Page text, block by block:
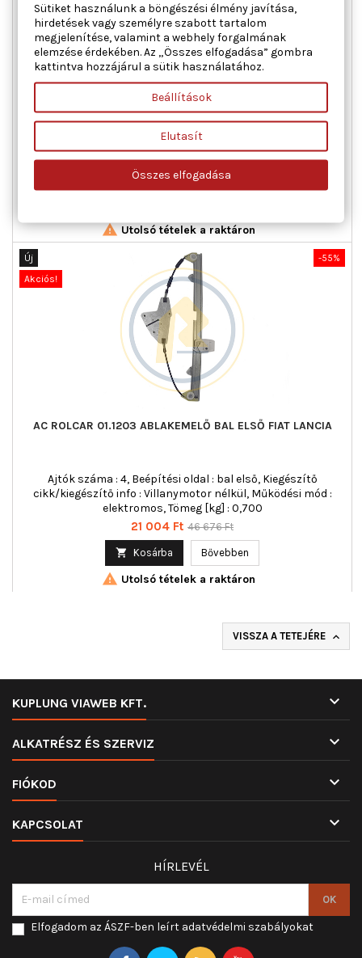
TOPRAN 410 029 GENERÁTOR SZABADONFUTÓ MERCEDES-
BENZ
Belső menet [mm] : M 16 x 1,5, Kiegészítő cikk/kiegészítő info 2
: sapkával, Külső átmérő [mm] : 54,9, Magasság [mm] : 37,6,
Rovátkák száma : 6, Szíjtárcsák : Szabadonfutó szíjtárcsával
Ár
18 483 FtNormál
26 033 Ft
Utolsó tételek a raktáron
-55%
Új
Akciós!
AC ROLCAR 01.1203 ABLAKEMELŐ BAL ELSŐ FIAT LANCIA
Ajtók száma : 4, Beépítési oldal : bal első, Kiegészítő
cikk/kiegészítő info : Villanymotor nélkül, Működési mód :
elektromos, Tömeg [kg] : 0,700
Ár
21 004 Ft Normál
46 676 Ft
 Kosárba Bővebben
 Utolsó tételek a raktáron
VISSZA A TETEJÉRE 
KUPLUNG VIAWEB KFT. 
ALKATRÉSZ ÉS SZERVIZ 
FIÓKOD 
KAPCSOLAT 
HÍRLEVÉL
Elfogadom az ÁSZF-ben leírt adatvédelmi szabályokat
Sütiket használunk a böngészési élmény javítása,
hirdetések vagy személyre szabott tartalom
megjelenítése, valamint a webhely forgalmának
elemzése érdekében. Az „Összes elfogadása” gombra
kattintva hozzájárul a sütik használatához.
Beállítások
Elutasít
Összes elfogadása